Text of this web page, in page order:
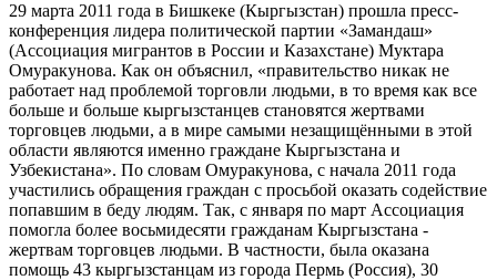
29 марта 2011 года в Бишкеке (Кыргызстан) прошла пресс-
конференция лидера политической партии «Замандаш»
(Ассоциация мигрантов в России и Казахстане) Муктара
Омуракунова. Как он объяснил, «правительство никак не
работает над проблемой торговли людьми, в то время как все
больше и больше кыргызстанцев становятся жертвами
торговцев людьми, а в мире самыми незащищёнными в этой
области являются именно граждане Кыргызстана и
Узбекистана». По словам Омуракунова, с начала 2011 года
участились обращения граждан с просьбой оказать содействие
попавшим в беду людям. Так, с января по март Ассоциация
помогла более восьмидесяти гражданам Кыргызстана -
жертвам торговцев людьми. В частности, была оказана
помощь 43 кыргызстанцам из города Пермь (Россия), 30